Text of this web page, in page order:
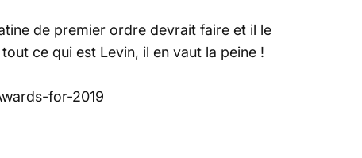
de premier ordre devrait faire et il le
ce qui est Levin, il en vaut la peine !
for-2019